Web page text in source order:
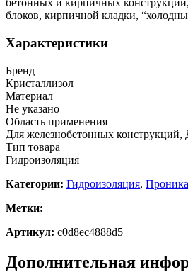
бетонных и кирпичных
блоков, кирпичной кладки,
Характеристики
Бренд
Кристаллизол
Материал
Не указано
Область применения
Для железнобетонных конструкций,
Тип товара
Гидроизоляция
Категории: Гидроизоляция,
Метки:
Артикул: c0d8ec4888d5
Дополнительная